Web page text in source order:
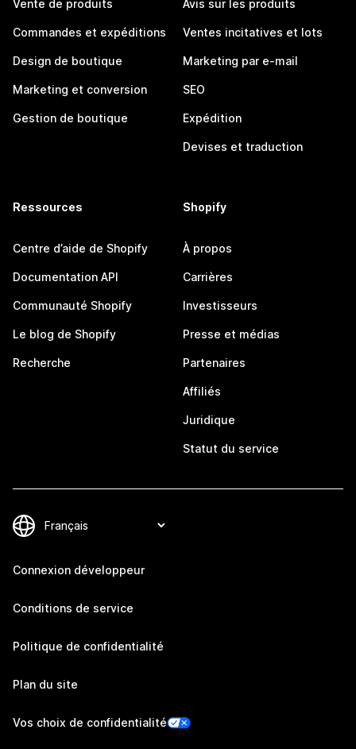
Vente de produits
Commandes et expéditions
Design de boutique
Marketing et conversion
Gestion de boutique
Avis sur les produits
Ventes incitatives et lots
Marketing par e-mail
SEO
Expédition
Devises et traduction
Ressources
Centre d’aide de Shopify
Documentation API
Communauté Shopify
Le blog de Shopify
Recherche
Shopify
À propos
Carrières
Investisseurs
Presse et médias
Partenaires
Affiliés
Juridique
Statut du service
Connexion développeur
Conditions de service
Politique de confidentialité
Plan du site
Vos choix de confidentialité